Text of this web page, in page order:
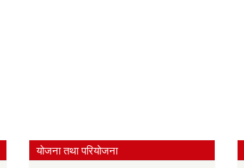
योजना तथा परियोजना